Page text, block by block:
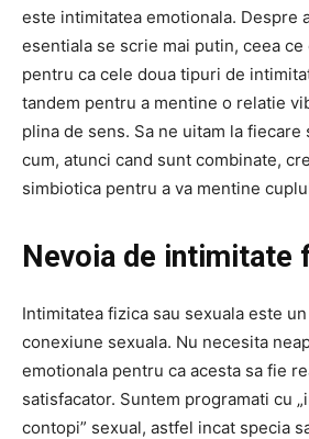
este intimitatea emotionala. Despre
esentiala se scrie mai putin, ceea
pentru ca cele doua tipuri de
tandem pentru a mentine o relatie
plina de sens. Sa ne uitam la fiecare
cum, atunci cand sunt combinate,
simbiotica pentru a va mentine
Nevoia de intimitate
Intimitatea fizica sau sexuala este
conexiune sexuala. Nu necesita
emotionala pentru ca acesta sa fie
satisfacator. Suntem programati cu
contopi” sexual, astfel incat specia